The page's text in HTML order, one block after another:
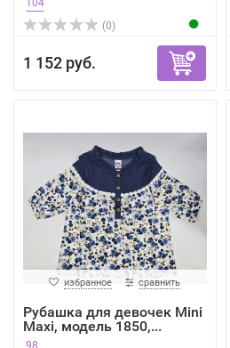
104
(0)
1 152 руб.
избранное сравнить
Рубашка для девочек Mini
Maxi, модель 1850,...
98